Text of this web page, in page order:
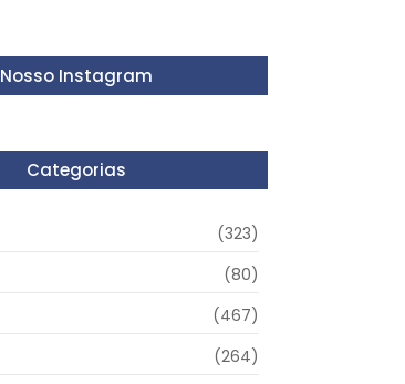
Nosso Instagram
Categorias
(323)
(80)
(467)
(264)